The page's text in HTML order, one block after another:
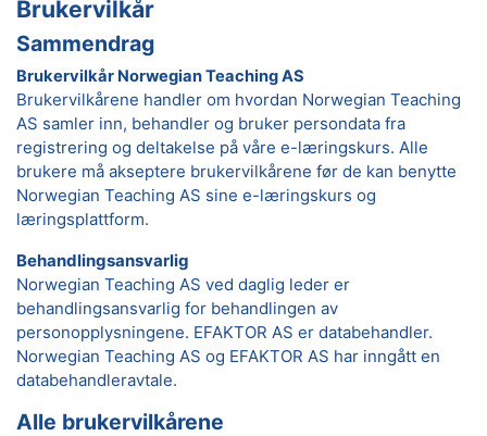
Brukervilkår
Sammendrag
Brukervilkår Norwegian Teaching AS
Brukervilkårene handler om hvordan Norwegian Teaching
AS samler inn, behandler og bruker persondata fra
registrering og deltakelse på våre e-læringskurs. Alle
brukere må akseptere brukervilkårene før de kan benytte
Norwegian Teaching AS sine e-læringskurs og
læringsplattform.
Behandlingsansvarlig
Norwegian Teaching AS ved daglig leder er
behandlingsansvarlig for behandlingen av
personopplysningene. EFAKTOR AS er databehandler.
Norwegian Teaching AS og EFAKTOR AS har inngått en
databehandleravtale.
Alle brukervilkårene